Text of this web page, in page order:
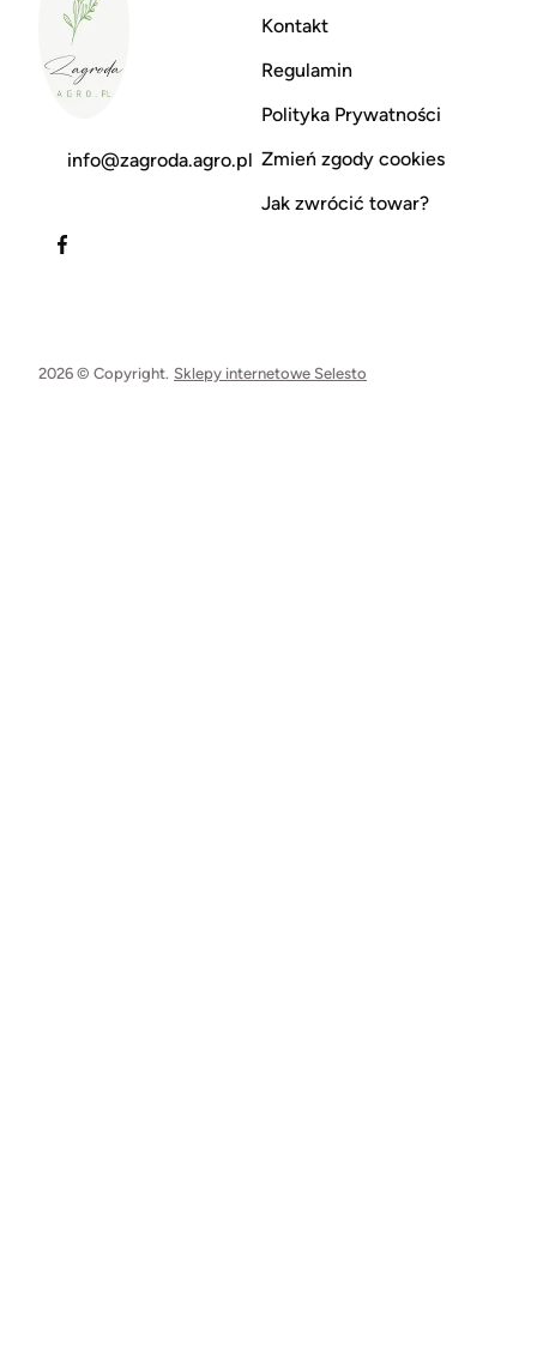
info@zagroda.agro.pl
Kontakt
Regulamin
Polityka Prywatności
Zmień zgody cookies
Jak zwrócić towar?
2026 © Copyright. Sklepy internetowe Selesto